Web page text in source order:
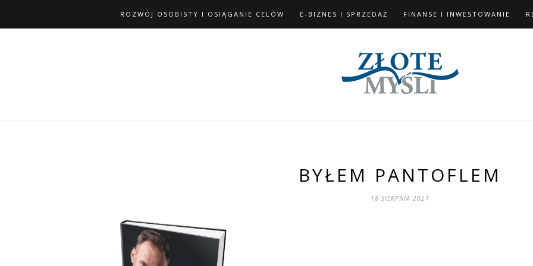
ROZWÓJ OSOBISTY I OSIĄGANIE CELÓW E-BIZNES I SPRZEDAŻ FINANSE I INWESTOWANIE
BYŁEM PANTOFLEM
18 SIERPNIA 2021